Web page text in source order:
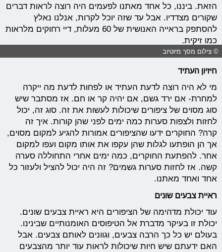
הזאת. ביננו, כל אחד מאתנו לפעמים היה רוצה לראות דברים
שקורים מצדדיו. אבל עד שזה יוכל לקרות, אנלנו נאלץ
להסתפק בראייה האנושית של 60 מעלות, דיי רחוקים מלראות
כמו זיקית.
© צילום מסך מיוטיוב
חיזיון העתיד
מי לא היה רוצה לדעת העתיד או לפחות לדעת מה ייקרה
למחרת- אם ירד גשם, אם יהיה קר או חם. אז מסתבר שיש
סוג מסוים של ציפורים שיכולות לעשות את זה. סוג זה, יכול
לחזות ולצפות סערות כמה ימים לפני שהן קורות. איך זה
קרה? החוקרים ידעו שהציפורים אמורות להגיע למקום מסוים,
אך הן הופתעו לגלות שהן עקפו את אותו מקום ועפו למקום
אחר. להפתעת החוקרים, כמה ימים אחרי התחוללה סערה
קשה. אז לחזות סערות גשמים? זה היה יכול להציל ולעזור כל
אחד ואחד מאתנו.
ראיית צבעים שונים
עוד יכולת מדהימה של הציפורים היא ראיית צבעים שונים.
יכולת זו בעיקר מדברת אל הטיפוסים האומנותיים שבינינו.
בעולם יש כל כך הרבה צבעים, וגוונים לאותם צבעים. אבל
האם ידעתם שיש חיות שיכולות לראות עוד יותר מהצבעים